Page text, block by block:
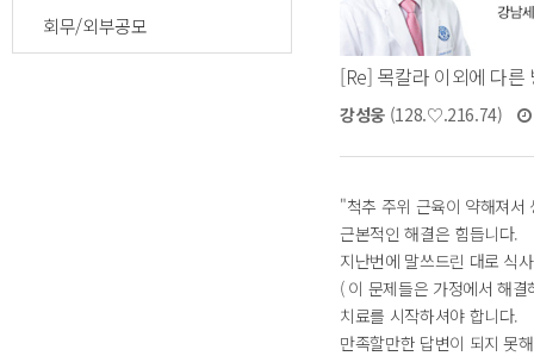
회무/외부공모
[Re] 목칼라 이외에 다른
강성웅(128.♡.216.74)
"척추 주위 근육이 약해져서
근본적인 해결은 힘듭니다.
지난번에 말쓰드린 대로 식
( 이 문제들은 가정에서 해
치료를 시작하셔야 합니다.
만족할만한 답변이 되지 못